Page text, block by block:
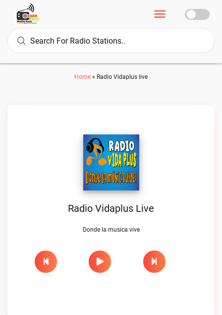
Home » Radio Vidaplus live
Radio Vidaplus Live
Donde la musica vive